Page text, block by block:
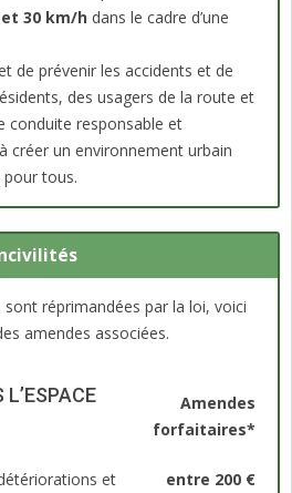
30 km/h dans le cadre d’une
de prévenir les accidents et de
des usagers de la route et
conduite responsable et
créer un environnement urbain
pour tous.
sont réprimandées par la loi, voici
amendes associées.
Amendes
forfaitaires*
et
entre 200 €